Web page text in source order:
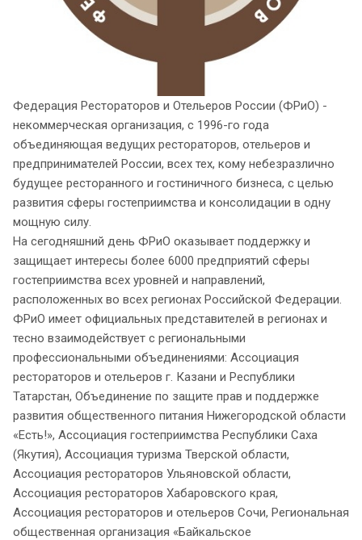
Федерация Рестораторов и Отельеров России (ФРиО) -
некоммерческая организация, с 1996-го года
объединяющая ведущих рестораторов, отельеров и
предпринимателей России, всех тех, кому небезразлично
будущее ресторанного и гостиничного бизнеса, с целью
развития сферы гостеприимства и консолидации в одну
мощную силу.
На сегодняшний день ФРиО оказывает поддержку и
защищает интересы более 6000 предприятий сферы
гостеприимства всех уровней и направлений,
расположенных во всех регионах Российской Федерации.
ФРиО имеет официальных представителей в регионах и
тесно взаимодействует с региональными
профессиональными объединениями: Ассоциация
рестораторов и отельеров г. Казани и Республики
Татарстан, Объединение по защите прав и поддержке
развития общественного питания Нижегородской области
«Есть!», Ассоциация гостеприимства Республики Саха
(Якутия), Ассоциация туризма Тверской области,
Ассоциация рестораторов Ульяновской области,
Ассоциация рестораторов Хабаровского края,
Ассоциация рестораторов и отельеров Сочи, Региональная
общественная организация «Байкальское